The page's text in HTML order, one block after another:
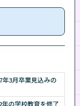
3月卒業見込みの
の学校教育を修了